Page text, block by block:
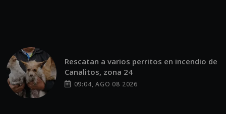
Rescatan a varios perritos en incendio de
Canalitos, zona 24
09:04, AGO 08 2026